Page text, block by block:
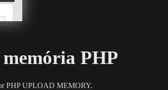
PHP
PHP UPLOAD MEMORY.